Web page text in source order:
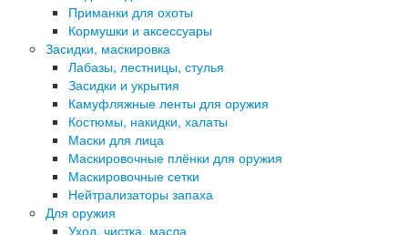
Приманки для охоты
Кормушки и аксессуары
Засидки, маскировка
Лабазы, лестницы, стулья
Засидки и укрытия
Камуфляжные ленты для оружия
Костюмы, накидки, халаты
Маски для лица
Маскировочные плёнки для оружия
Маскировочные сетки
Нейтрализаторы запаха
Для оружия
Уход, чистка, масла